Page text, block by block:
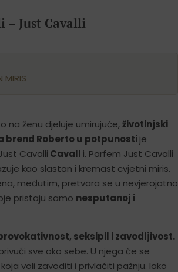
– Just Cavalli
MIRIS
na ženu djeluje umirujuće, životinjski
brend Roberto u potpunostije
Cavalli Cavall i. Parfem Just Cavalli
kao slastan i kremast cvjetni miris.
međutim, pretvara se u nevjerojatno
pristaju samo nesputanoj i
seksipil i zavodljivost.
sve oko sebe. U njega će se
voli zavoditi i privlačiti pažnju. Iako